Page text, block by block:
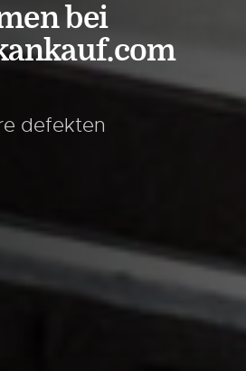
bei
defekten